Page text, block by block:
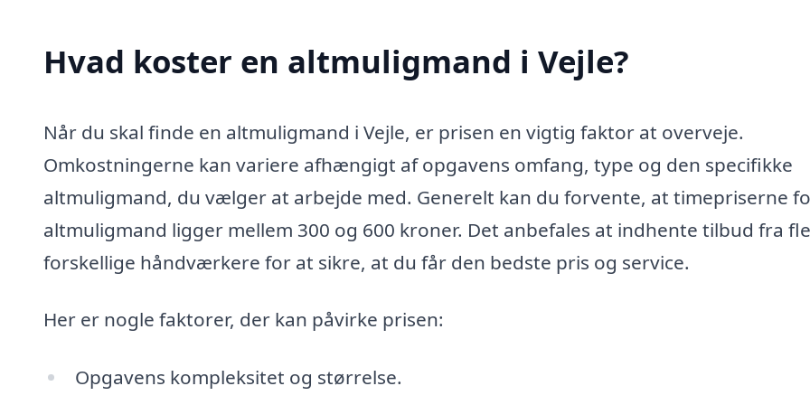
Hvad koster en altmuligmand i Vejle?
Når du skal finde en altmuligmand i Vejle, er prisen en vigtig faktor at overveje.
Omkostningerne kan variere afhængigt af opgavens omfang, type og den specifikke
altmuligmand, du vælger at arbejde med. Generelt kan du forvente, at timepriserne
altmuligmand ligger mellem 300 og 600 kroner. Det anbefales at indhente tilbud fra
forskellige håndværkere for at sikre, at du får den bedste pris og service.
Her er nogle faktorer, der kan påvirke prisen:
Opgavens kompleksitet og størrelse.